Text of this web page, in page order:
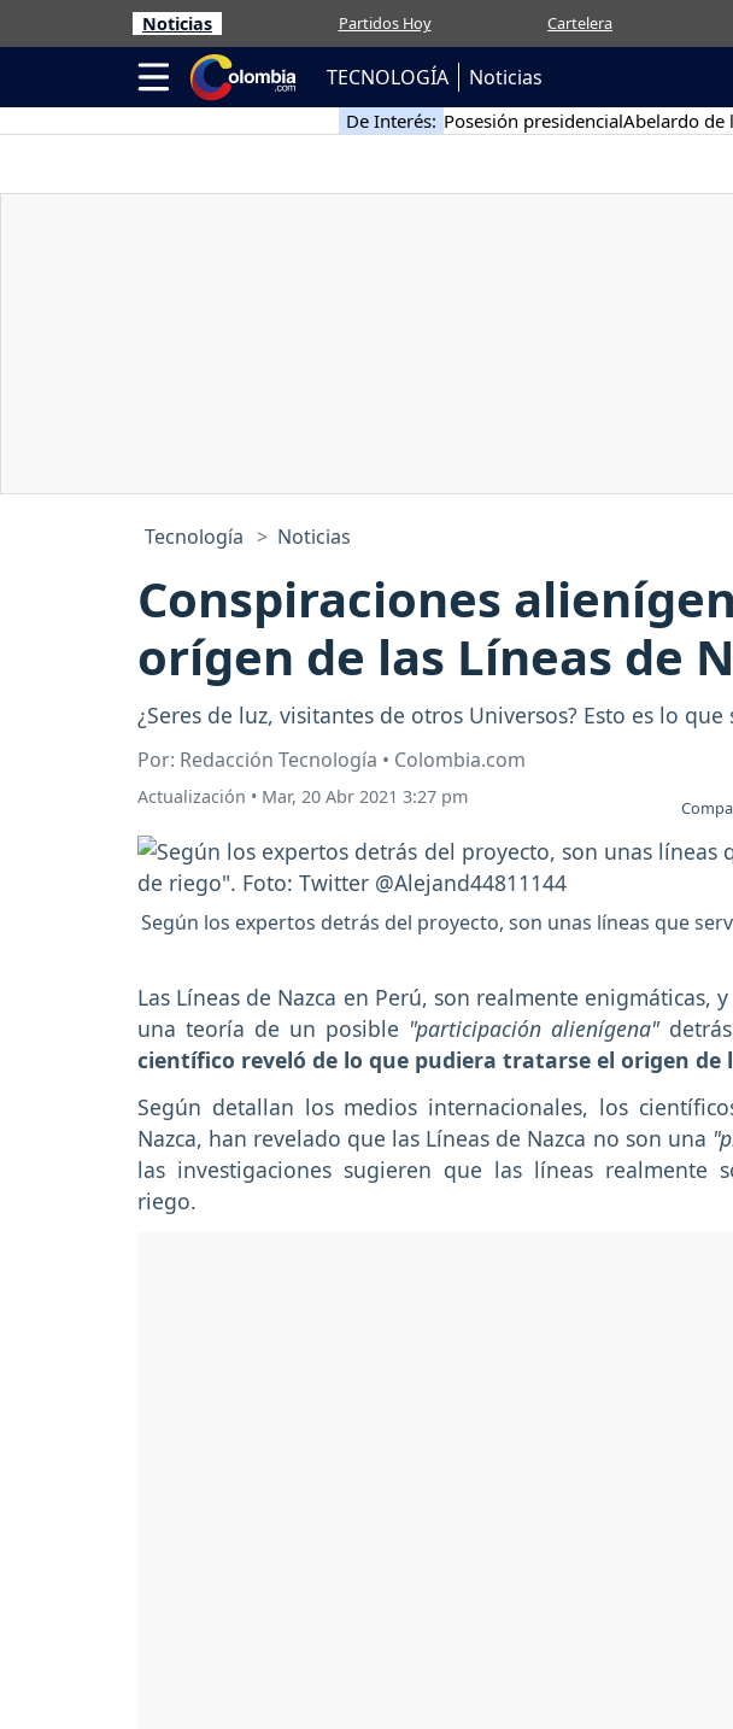
Noticias Partidos Hoy Cartelera
TECNOLOGÍA Noticias
De Interés: Posesión presidencialAbelardo de
Tecnología Noticias
Conspiraciones
orígen de las Líneas de
¿Seres de luz, visitantes de otros Universos? Esto es lo
Por: Redacción Tecnología • Colombia.com
Actualización • Mar, 20 Abr 2021 3:27 pm
Según los expertos detrás del proyecto, son unas líneas que
Las Líneas de Nazca en Perú, son realmente enigmáticas,
una teoría de un posible "participación alienígena"
científico reveló de lo que pudiera tratarse el origen de
Según detallan los medios internacionales, los
Nazca, han revelado que las Líneas de Nazca no son una
las investigaciones sugieren que las líneas realmente
riego.